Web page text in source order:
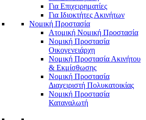
Για Επιχειρηματίες
Για Ιδιοκτήτες Ακινήτων
Νομική Προστασία
Ατομική Νομική Προστασία
Νομική Προστασία
Οικογενειάρχη
Νομική Προστασία Ακινήτου
& Εκμίσθωσης
Νομική Προστασία
Διαχειριστή Πολυκατοικίας
Νομική Προστασία
Καταναλωτή